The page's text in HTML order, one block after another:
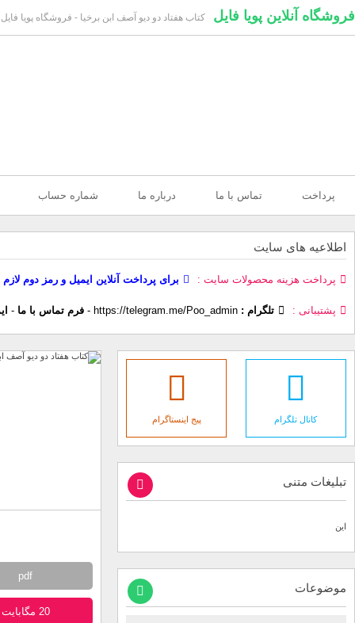
فروشگاه آنلاین پویا فایل کتاب هفتاد دو دیو آصف ابن برخیا - فروشگاه پویا فایل
پرداخت تماس با ما درباره ما شماره حساب
اطلاعیه های سایت
پرداخت هزینه محصولات سایت برای پرداخت آنلاین ایمیل و رمز دوم
پشتیبانی تلگرام : https://telegram.me/Poo_admin
- فرم تماس با ما -
pdf
20 مگابایت
کانال تلگرام پیج اینستاگرام
تبلیغات متنی
این
موضوعات